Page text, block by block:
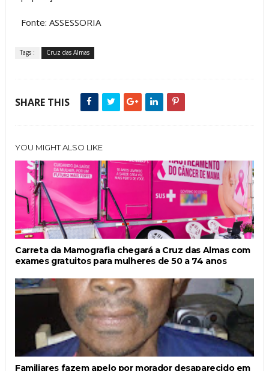
Fonte: ASSESSORIA
Tags : Cruz das Almas
SHARE THIS
YOU MIGHT ALSO LIKE
Carreta da Mamografia chegará a Cruz das Almas com
exames gratuitos para mulheres de 50 a 74 anos
Familiares fazem apelo por morador desaparecido em